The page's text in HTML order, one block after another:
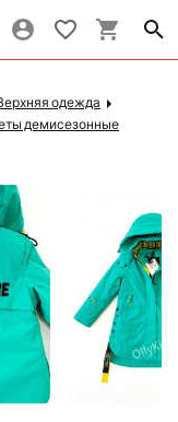
одежда
демисезонные